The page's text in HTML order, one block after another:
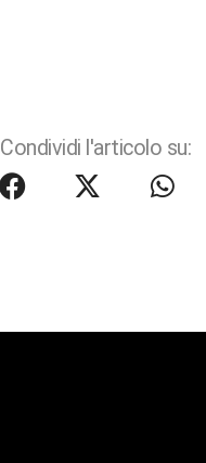
Condividi l'articolo su: